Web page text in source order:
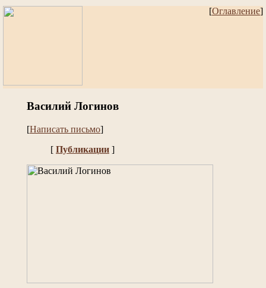
[Оглавление]
Василий Логинов
[Написать письмо]
[ Публикации ]